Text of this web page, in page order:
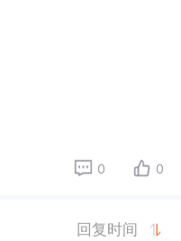
0 0
回复时间